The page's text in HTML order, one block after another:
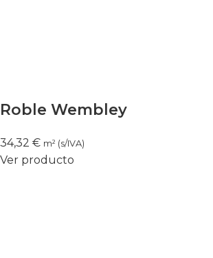
Roble Wembley
34,32 € m² (s/IVA)
Ver producto